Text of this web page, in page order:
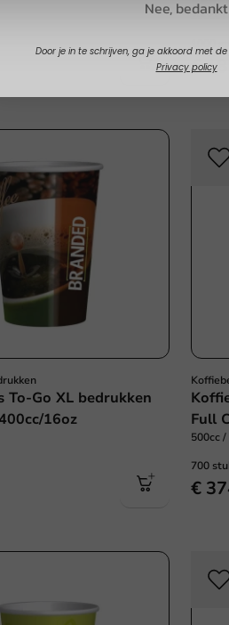
200cc /
1000
€
To-Go XL bedrukken
16oz
Full
500cc
700
€
Nee, bedankt
Door je in te schrijven, ga je akkoord met de
Privacy policy